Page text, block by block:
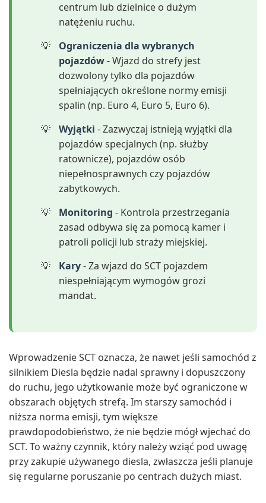
centrum lub dzielnice o dużym
natężeniu ruchu.
Ograniczenia dla wybranych
pojazdów- Wjazd do strefy jest
dozwolony tylko dla pojazdów
spełniających określone normy emisji
spalin (np. Euro 4, Euro 5, Euro 6).
Wyjątki - Zazwyczaj istnieją wyjątki dla
pojazdów specjalnych (np. służby
ratownicze), pojazdów osób
niepełnosprawnych czy pojazdów
zabytkowych.
Monitoring - Kontrola przestrzegania
zasad odbywa się za pomocą kamer i
patroli policji lub straży miejskiej.
Kary- Za wjazd do SCT pojazdem
niespełniającym wymogów grozi
mandat.
Wprowadzenie SCT oznacza, że nawet jeśli samochód z
silnikiem Diesla będzie nadal sprawny i dopuszczony
do ruchu, jego użytkowanie może być ograniczone w
obszarach objętych strefą. Im starszy samochód i
niższa norma emisji, tym większe
prawdopodobieństwo, że nie będzie mógł wjechać do
SCT. To ważny czynnik, który należy wziąć pod uwagę
przy zakupie używanego diesla, zwłaszcza jeśli planuje
się regularne poruszanie po centrach dużych miast.